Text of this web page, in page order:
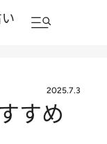
2025.7.3
すめ